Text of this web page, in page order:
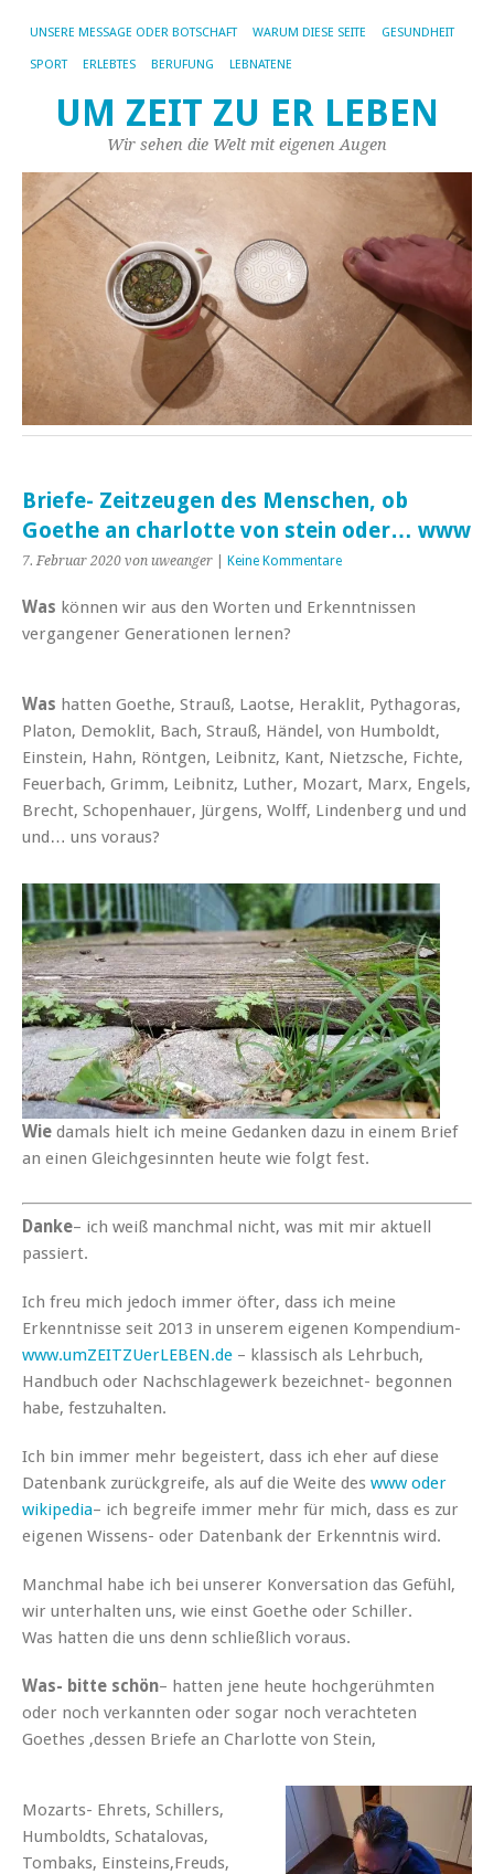
UNSERE MESSAGE ODER BOTSCHAFT WARUM DIESE SEITE GESUNDHEIT
SPORT ERLEBTES BERUFUNG LEBNATENE
UM ZEIT ZU ER LEBEN
Wir sehen die Welt mit eigenen Augen
Briefe- Zeitzeugen des Menschen, ob
Goethe an charlotte von stein oder… www
7. Februar 2020 von uweanger Keine Kommentare
Was können wir aus den Worten und Erkenntnissen
vergangener Generationen lernen?
Was hatten Goethe, Strauß, Laotse, Heraklit, Pythagoras,
Platon, Demoklit, Bach, Strauß, Händel, von Humboldt,
Einstein, Hahn, Röntgen, Leibnitz, Kant, Nietzsche, Fichte,
Feuerbach, Grimm, Leibnitz, Luther, Mozart, Marx, Engels,
Brecht, Schopenhauer, Jürgens, Wolff, Lindenberg und und
und… uns voraus?
Wie damals hielt ich meine Gedanken dazu in einem Brief
an einen Gleichgesinnten heute wie folgt fest.
Danke– ich weiß manchmal nicht, was mit mir aktuell
passiert.
Ich freu mich jedoch immer öfter, dass ich meine
Erkenntnisse seit 2013 in unserem eigenen Kompendium-
www.umZEITZUerLEBEN.de – klassisch als Lehrbuch,
Handbuch oder Nachschlagewerk bezeichnet- begonnen
habe, festzuhalten.
Ich bin immer mehr begeistert, dass ich eher auf diese
Datenbank zurückgreife, als auf die Weite des www oder
wikipedia– ich begreife immer mehr für mich, dass es zur
eigenen Wissens- oder Datenbank der Erkenntnis wird.
Manchmal habe ich bei unserer Konversation das Gefühl,
wir unterhalten uns, wie einst Goethe oder Schiller.
Was hatten die uns denn schließlich voraus.
Was- bitte schön– hatten jene heute hochgerühmten
oder noch verkannten oder sogar noch verachteten
Goethes ,dessen Briefe an Charlotte von Stein,
Mozarts- Ehrets, Schillers,
Humboldts, Schatalovas,
Tombaks, Einsteins,Freuds,